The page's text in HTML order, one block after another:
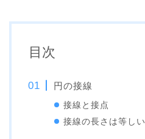
目次
円の接線
接線と接点
接線の長さは等しい